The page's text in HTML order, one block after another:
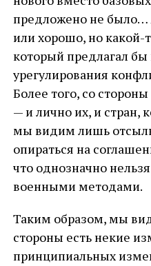
предложено не было…
или хорошо, но какой-
который предлагал
урегулирования
Более того, со
— и лично их, и стран,
мы видим лишь
опираться на
что однозначно
военными методами.
Таким образом, мы
стороны есть некие
принципиальных